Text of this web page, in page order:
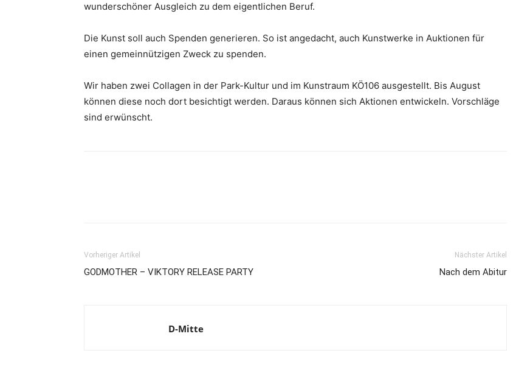
wunderschöner Ausgleich zu dem eigentlichen Beruf.
Die Kunst soll auch Spenden generieren. So ist angedacht, auch Kunstwerke in Auktionen für
einen gemeinnützigen Zweck zu spenden.
Wir haben zwei Collagen in der Park-Kultur und im Kunstraum KÖ106 ausgestellt. Bis August
können diese noch dort besichtigt werden. Daraus können sich Aktionen entwickeln. Vorschläge
sind erwünscht.
Vorheriger Artikel
GODMOTHER – VIKTORY RELEASE PARTY
Nächster Artikel
Nach dem Abitur
D-Mitte